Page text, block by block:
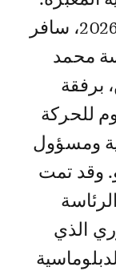
ففي الفترة ما بين 19 و23 يناير 2026، سافر
محمد
برفقة
للحركة
ومسؤول
وقد تمت
الذي